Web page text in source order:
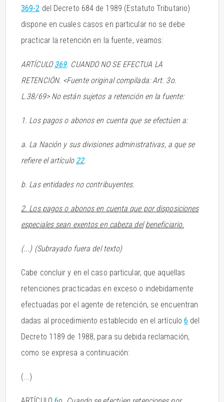
369-2 del Decreto 684 de 1989 (Estatuto Tributario)
dispone en cuales casos en particular no se debe
practicar la retención en la fuente, veamos:
ARTÍCULO369. CUANDO NO SE EFECTUA LA
RETENCIÓN. <Fuente original compilada: Art. 3o.
L.38/69> No están sujetos a retención en la fuente:
1. Los pagos o abonos en cuenta que se efectúen a:
a. La Nación y sus divisiones administrativas, a que se
refiere el artículo 22.
b. Las entidades no contribuyentes.
2. Los pagos o abonos en cuenta que por disposiciones
especiales sean exentos en cabeza del beneficiario.
(...) (Subrayado fuera del texto)
Cabe concluir y en el caso particular, que aquellas
retenciones practicadas en exceso o indebidamente
efectuadas por el agente de retención, se encuentran
dadas al procedimiento establecido en el artículo6 del
Decreto 1189 de 1988, para su debida reclamación,
como se expresa a continuación:
(...)